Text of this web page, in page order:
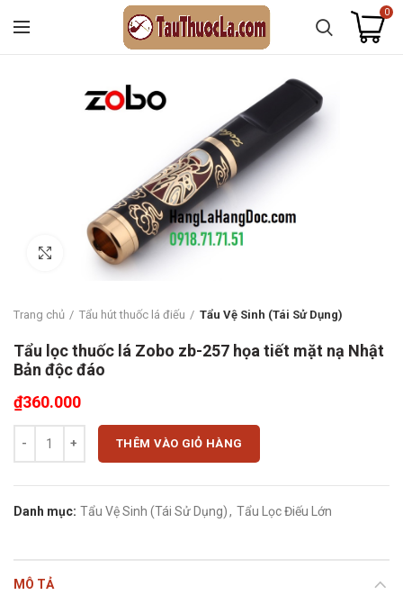
0
Click to enlarge
Trang chủ Tẩu hút thuốc lá điếu Tẩu Vệ Sinh (Tái Sử Dụng)
Tẩu lọc thuốc lá Zobo zb-257 họa tiết mặt nạ Nhật
Bản độc đáo
₫360.000
Tẩu lọc thuốc lá Zobo zb-257 họa tiết mặt nạ Nhật Bản độc đáo số
THÊM VÀO GIỎ HÀNG
Danh mục: Tẩu Vệ Sinh (Tái Sử Dụng), Tẩu Lọc Điếu Lớn
MÔ TẢ